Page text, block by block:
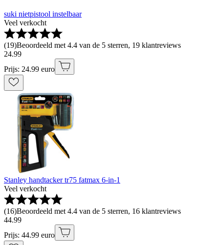
suki nietpistool instelbaar
Veel verkocht
(19)Beoordeeld met 4.4 van de 5 sterren, 19 klantreviews
24.99
Prijs: 24.99 euro
Stanley handtacker tr75 fatmax 6-in-1
Veel verkocht
(16)Beoordeeld met 4.4 van de 5 sterren, 16 klantreviews
44.99
Prijs: 44.99 euro